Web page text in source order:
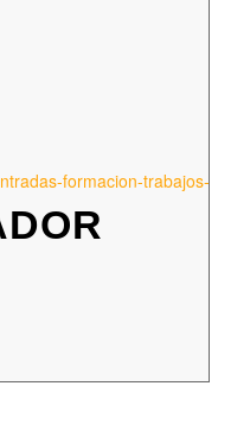
formacion-trabajos-en-